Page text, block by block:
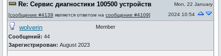
Re: Сервис диагностики 100500 устройств
[сообщение #4139 является ответом на сообщение #4109]
Mon, 22 January
2024 10:54
wolverin
Сообщений: 44
Зарегистрирован: August 2023
Member